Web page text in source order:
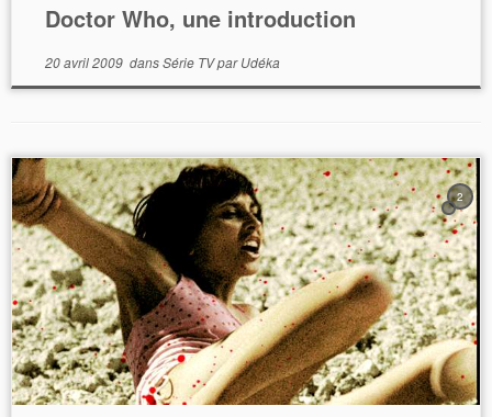
Doctor Who, une introduction
20 avril 2009dansSérie TVparUdéka
2